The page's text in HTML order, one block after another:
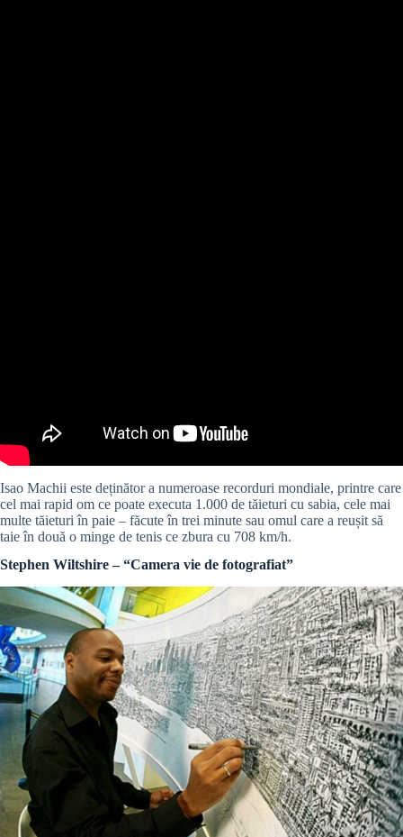
Isao Machii este deținător a numeroase recorduri mondiale, printre care
cel mai rapid om ce poate executa 1.000 de tăieturi cu sabia, cele mai
multe tăieturi în paie – făcute în trei minute sau omul care a reușit să
taie în două o minge de tenis ce zbura cu 708 km/h.
Stephen Wiltshire – “Camera vie de fotografiat”